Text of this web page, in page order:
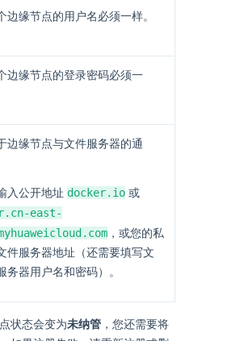
边缘节点的用户名必须一样。
边缘节点的登录密码必须一
边缘节点与文件服务器的通
入公开地址 docker.io 或
east-
，或您的私
件服务器地址（还需要填写文
务器用户名和密码）。
状态会变为未纳管 ，您还需要将